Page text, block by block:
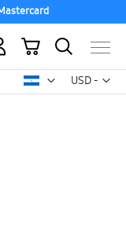
USD -
dólar
Mi carrito